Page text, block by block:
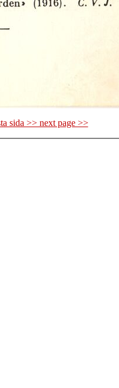
sida >> next page >>